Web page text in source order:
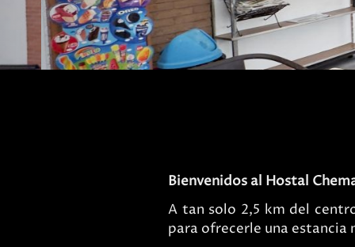
Bienvenidos al Hostal
A tan solo 2,5 km del
para ofrecerle una